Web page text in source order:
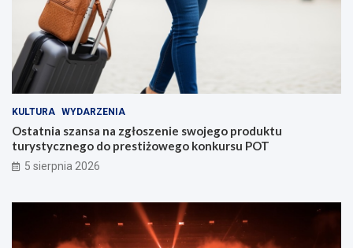
KULTURA WYDARZENIA
Ostatnia szansa na zgłoszenie swojego produktu
turystycznego do prestiżowego konkursu POT
5 sierpnia 2026